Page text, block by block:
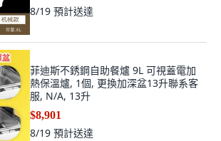
8/19 預計送達
菲迪斯不銹鋼自助餐爐 9L 可視蓋電加
熱保溫爐, 1個, 更換加深盆13升聯系客
服, N/A, 13升
$8,901
8/19 預計送達